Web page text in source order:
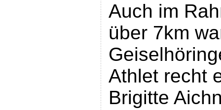
Auch im
über 7km
Athlet recht
Brigitte